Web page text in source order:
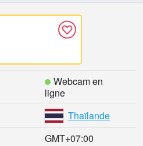
Webcam en
ligne
Thaïlande
GMT+07:00